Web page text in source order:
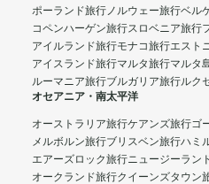
ポーランド旅行ノルウェー旅行ベル
コペンハーゲン旅行スロベニア旅行
アイルランド旅行モナコ旅行エスト
アイスランド旅行マルタ旅行マルタ
ルーマニア旅行ブルガリア旅行ルク
オセアニア・南太平洋
オーストラリア旅行ケアンズ旅行ゴ
メルボルン旅行ブリスベン旅行ハミ
エアーズロック旅行ニュージーラン
オークランド旅行クイーンズタウン